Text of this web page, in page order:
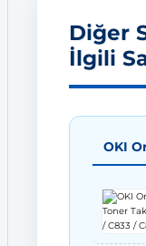
Diğer
İlgili
OKI